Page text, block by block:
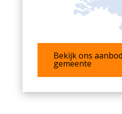
Bekijk ons
gemeente